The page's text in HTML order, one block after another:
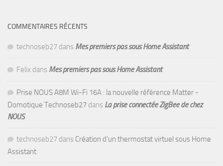
COMMENTAIRES RÉCENTS
technoseb27 dans Mes premiers pas sous Home Assistant
Felix dans Mes premiers pas sous Home Assistant
Prise NOUS A8M Wi-Fi 16A : la nouvelle référence Matter -
Domotique Technoseb27 dans La prise connectée ZigBee de chez
NOUS
technoseb27 dans Création d’un thermostat virtuel sous Home
Assistant